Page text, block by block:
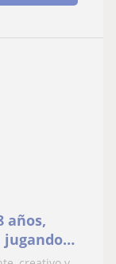
años,
jugando